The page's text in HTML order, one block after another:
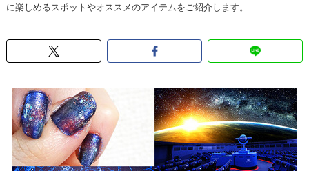
に楽しめるスポットやオススメのアイテムをご紹介します。